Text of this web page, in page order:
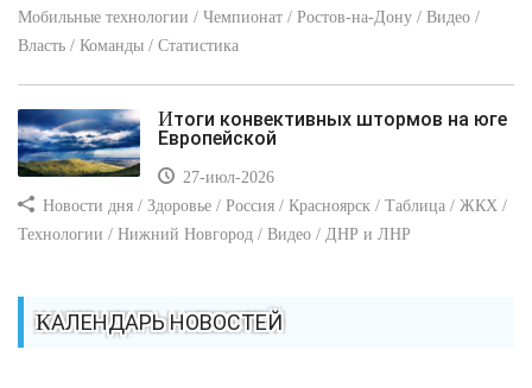
Мобильные технологии / Чемпионат / Ростов-на-Дону / Видео /
Власть / Команды / Статистика
Итоги конвективных штормов на юге
Европейской
27-июл-2026
Новости дня / Здоровье / Россия / Красноярск / Таблица / ЖКХ /
Технологии / Нижний Новгород / Видео / ДНР и ЛНР
КАЛЕНДАРЬ НОВОСТЕЙ